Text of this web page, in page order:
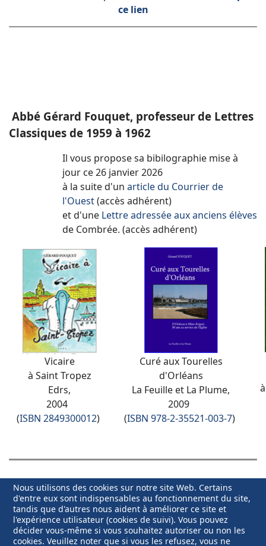
ce lien
Abbé Gérard Fouquet, professeur de Lettres
Classiques de 1959 à 1962
Il vous propose sa bibilographie mise à
jour ce 26 janvier 2026
à la suite d'un article du Courrier de
l'Ouest(accès adhérent)
et d'une Lettre adressée aux anciens élèves
de Combrée. (accès adhérent)
Vicaire
à Saint Tropez
Edrs,
2004
(ISBN 2849300012)
Curé aux Tourelles
d'Orléans
La Feuille et La Plume,
2009
(ISBN 978-2-35521-003-7)
Nous utilisons des cookies sur notre site Web. Certains
d'entre eux sont indispensables au fonctionnement du site,
tandis que d'autres nous aident à améliorer ce site et
l'expérience utilisateur (cookies de suivi). Vous pouvez
décider vous-même si vous souhaitez autoriser ou non les
cookies. Veuillez noter que si vous les refusez, vous ne